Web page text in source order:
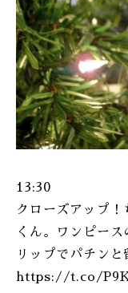
13:30
クローズアップ！
くん。ワンピー
リップでパチンと
https://t.co/